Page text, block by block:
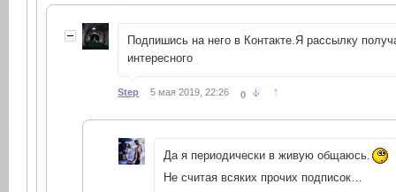
Подпишись на него в Контакте.Я рассылку
интересного
Step 5 мая 2019, 22:26 0 ↑
Да я периодически в живую общаюсь.
Не считая всяких прочих подписок…